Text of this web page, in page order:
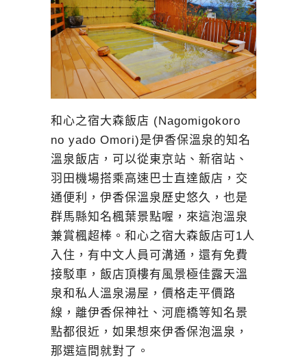
和心之宿大森飯店 (Nagomigokoro
no yado Omori)是伊香保溫泉的知名
溫泉飯店，可以從東京站、新宿站、
羽田機場搭乘高速巴士直達飯店，交
通便利，伊香保溫泉歷史悠久，也是
群馬縣知名楓葉景點喔，來這泡溫泉
兼賞楓超棒。和心之宿大森飯店可1人
入住，有中文人員可溝通，還有免費
接駁車，飯店頂樓有風景極佳露天溫
泉和私人溫泉湯屋，價格走平價路
線，離伊香保神社、河鹿橋等知名景
點都很近，如果想來伊香保泡溫泉，
那選這間就對了。